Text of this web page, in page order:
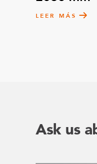
LEER MÁS
Ask us